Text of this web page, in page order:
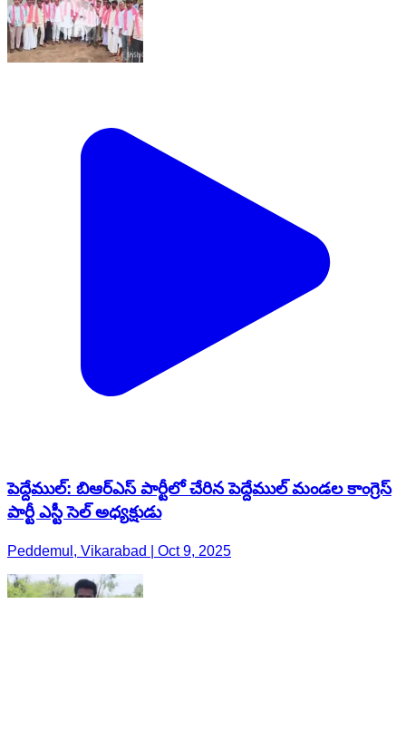
పెద్దేముల్: బిఆర్ఎస్ పార్టీలో చేరిన పెద్దేముల్ మండల కాంగ్రెస్
పార్టీ ఎస్టీ సెల్ అధ్యక్షుడు
Peddemul, Vikarabad | Oct 9, 2025